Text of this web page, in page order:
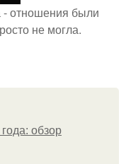
- отношения были
не могла.
обзор